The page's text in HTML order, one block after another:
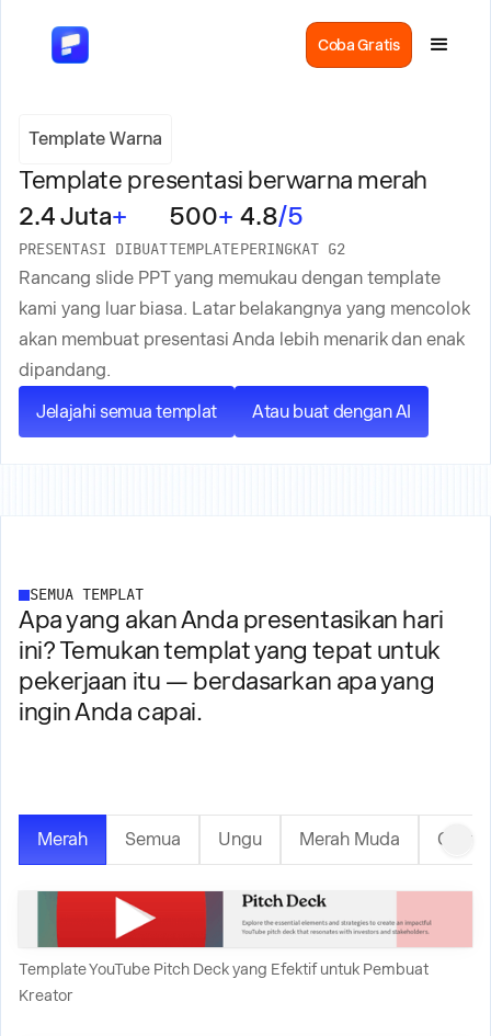
Coba Gratis
Template Warna
Template presentasi berwarna merah
2.4 Juta+
PRESENTASI DIBUAT
500+
TEMPLATE
4.8/5
PERINGKAT G2
Rancang slide PPT yang memukau dengan template
kami yang luar biasa. Latar belakangnya yang mencolok
akan membuat presentasi Anda lebih menarik dan enak
dipandang.
Jelajahi semua templat
Atau buat dengan AI
SEMUA TEMPLAT
Apa yang akan Anda presentasikan hari
ini? Temukan templat yang tepat untuk
pekerjaan itu — berdasarkan apa yang
ingin Anda capai.
Merah Semua Ungu Merah Muda
Template YouTube Pitch Deck yang Efektif untuk Pembuat
Kreator